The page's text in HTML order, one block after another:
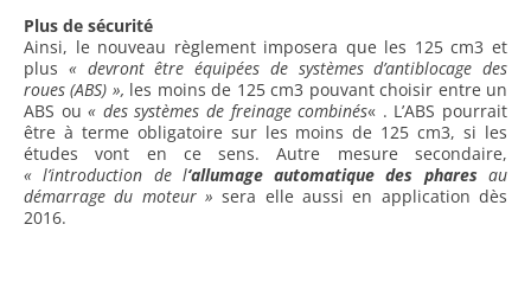
Plus de sécurité
Ainsi, le nouveau règlement imposera que les 125 cm3 et
plus « devront être équipées de systèmes d’antiblocage des
roues (ABS) », les moins de 125 cm3 pouvant choisir entre un
ABS ou« des systèmes de freinage combinés« . L’ABS pourrait
être à terme obligatoire sur les moins de 125 cm3, si les
études vont en ce sens. Autre mesure secondaire,
« l’introduction de l‘allumage automatique des phares au
démarrage du moteur »sera elle aussi en application dès
2016.